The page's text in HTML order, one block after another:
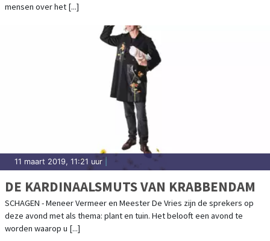
mensen over het [...]
11 maart 2019, 11:21 uur|
DE KARDINAALSMUTS VAN KRABBENDAM
SCHAGEN - Meneer Vermeer en Meester De Vries zijn de sprekers op
deze avond met als thema: plant en tuin. Het belooft een avond te
worden waarop u [...]